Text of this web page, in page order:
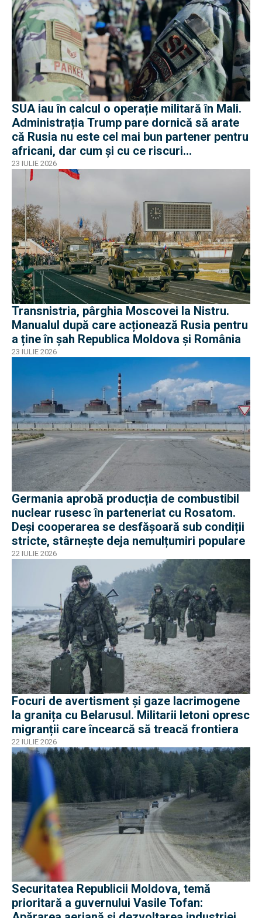
SUA iau în calcul o operație militară în Mali.
Administrația Trump pare dornică să arate
că Rusia nu este cel mai bun partener pentru
africani, dar cum și cu ce riscuri
operaționale?
23 IULIE 2026
Transnistria, pârghia Moscovei la Nistru.
Manualul după care acționează Rusia pentru
a ține în șah Republica Moldova și România
23 IULIE 2026
Germania aprobă producția de combustibil
nuclear rusesc în parteneriat cu Rosatom.
Deși cooperarea se desfășoară sub condiții
stricte, stârnește deja nemulțumiri populare
22 IULIE 2026
Focuri de avertisment și gaze lacrimogene
la granița cu Belarusul. Militarii letoni opresc
migranții care încearcă să treacă frontiera
22 IULIE 2026
Securitatea Republicii Moldova, temă
prioritară a guvernului Vasile Tofan: